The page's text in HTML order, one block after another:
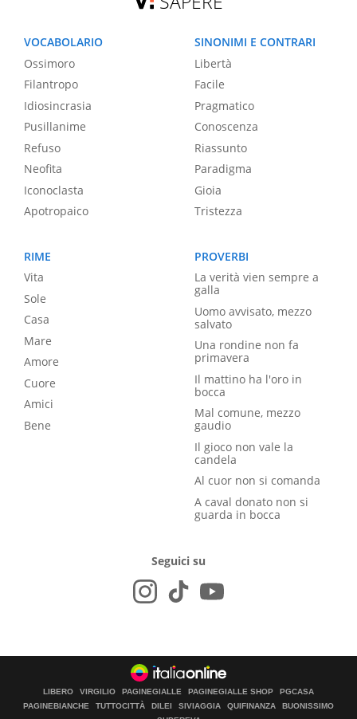
VOCABOLARIO
Ossimoro
Filantropo
Idiosincrasia
Pusillanime
Refuso
Neofita
Iconoclasta
Apotropaico
SINONIMI E CONTRARI
Libertà
Facile
Pragmatico
Conoscenza
Riassunto
Paradigma
Gioia
Tristezza
RIME
Vita
Sole
Casa
Mare
Amore
Cuore
Amici
Bene
PROVERBI
La verità vien sempre a
galla
Uomo avvisato, mezzo
salvato
Una rondine non fa
primavera
Il mattino ha l'oro in
bocca
Mal comune, mezzo
gaudio
Il gioco non vale la
candela
Al cuor non si comanda
A caval donato non si
guarda in bocca
Seguici su
LIBERO VIRGILIO PAGINEGIALLE PAGINEGIALLE SHOP
PGCASA
PAGINEBIANCHE
TUTTOCITTÀ DILEI SIVIAGGIA QUIFINANZA
BUONISSIMO